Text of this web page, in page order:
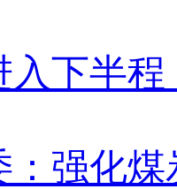
入下半
：强化